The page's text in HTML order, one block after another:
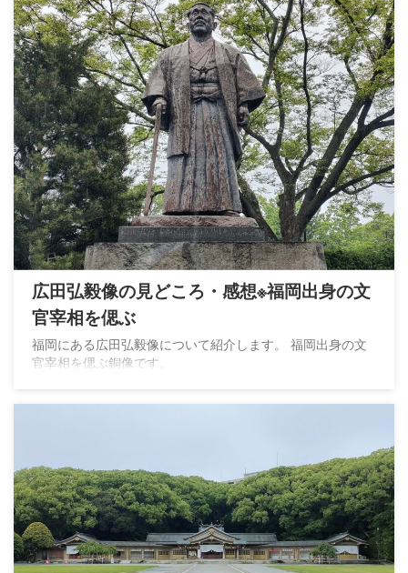
広田弘毅像の見どころ・感想※福岡出身の文
官宰相を偲ぶ
福岡にある広田弘毅像について紹介します。 福岡出身の文
官宰相を偲ぶ銅像です。